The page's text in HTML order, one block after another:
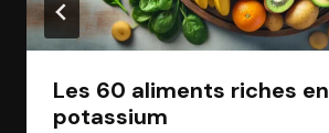
Les 60 aliments riches en
potassium